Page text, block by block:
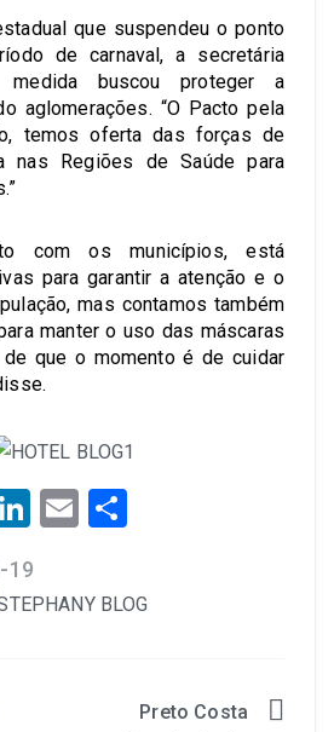
que suspendeu o ponto
de carnaval, a secretária
buscou proteger a
aglomerações. “O Pacto pela
temos oferta das forças de
nas Regiões de Saúde para
com os municípios, está
para garantir a atenção e o
mas contamos também
manter o uso das máscaras
que o momento é de cuidar
LinkedIn
Email
19
Preto Costa